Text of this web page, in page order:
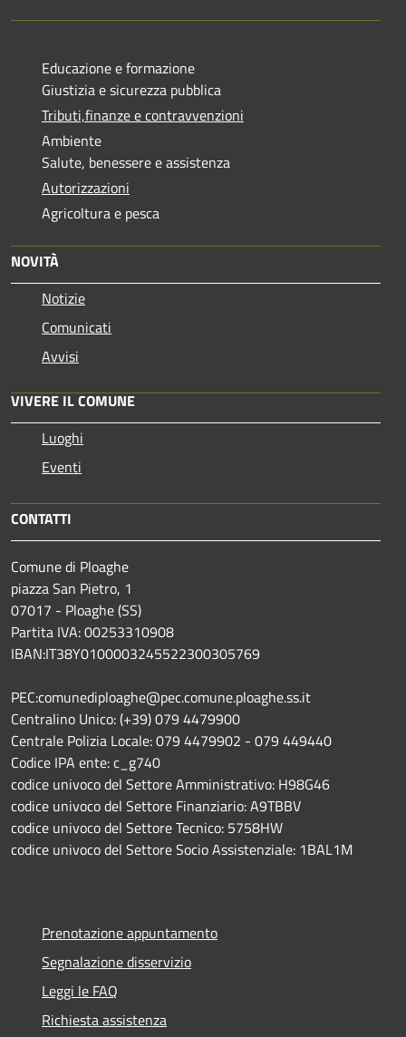
Educazione e formazione
Giustizia e sicurezza pubblica
Tributi,finanze e contravvenzioni
Ambiente
Salute, benessere e assistenza
Autorizzazioni
Agricoltura e pesca
NOVITÀ
Notizie
Comunicati
Avvisi
VIVERE IL COMUNE
Luoghi
Eventi
CONTATTI
Comune di Ploaghe
piazza San Pietro, 1
07017 - Ploaghe (SS)
Partita IVA: 00253310908
IBAN:IT38Y0100003245522300305769
PEC:comunediploaghe@pec.comune.ploaghe.ss.it
Centralino Unico: (+39) 079 4479900
Centrale Polizia Locale: 079 4479902 - 079 449440
Codice IPA ente: c_g740
codice univoco del Settore Amministrativo: H98G46
codice univoco del Settore Finanziario: A9TBBV
codice univoco del Settore Tecnico: 5758HW
codice univoco del Settore Socio Assistenziale: 1BAL1M
Prenotazione appuntamento
Segnalazione disservizio
Leggi le FAQ
Richiesta assistenza